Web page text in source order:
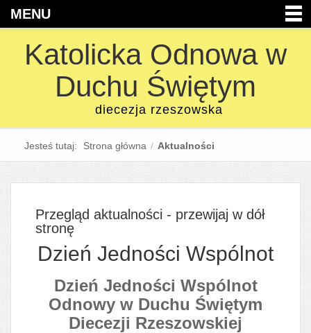
MENU
Katolicka Odnowa w
Duchu Świętym
diecezja rzeszowska
Jesteś tutaj: Strona główna / Aktualności
Przegląd aktualności - przewijaj w dół
stronę
Dzień Jedności Wspólnot
Dzień Jedności Wspólnot
Odnowy w Duchu Świętym
Diecezji Rzeszowskiej